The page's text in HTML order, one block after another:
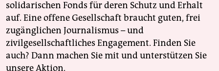
solidarischen Fonds für deren Schutz und Erhalt
auf. Eine offene Gesellschaft braucht guten, frei
zugänglichen Journalismus – und
zivilgesellschaftliches Engagement. Finden Sie
auch? Dann machen Sie mit und unterstützen Sie
unsere Aktion.